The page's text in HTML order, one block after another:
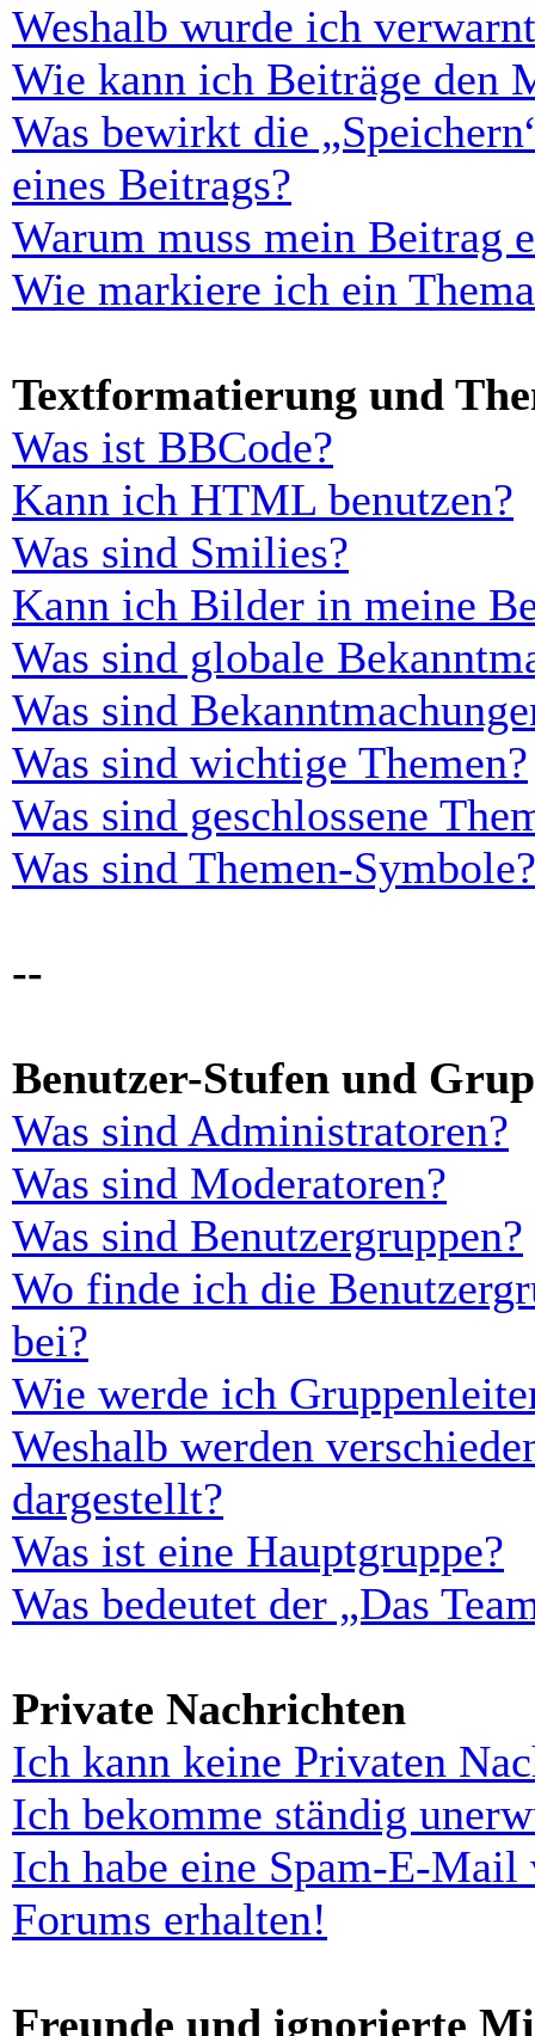
Weshalb wurde ich
Wie kann ich Beiträge den
Was bewirkt die
eines Beitrags?
Warum muss mein Beitrag
Wie markiere ich ein
Textformatierung und
Was ist BBCode?
Kann ich HTML benutzen?
Was sind Smilies?
Kann ich Bilder in meine
Was sind globale
Was sind
Was sind wichtige Themen?
Was sind geschlossene
Was sind Themen-Symbole?
--
Benutzer-Stufen und
Was sind Administratoren?
Was sind Moderatoren?
Was sind Benutzergruppen?
Wo finde ich die
bei?
Wie werde ich
Weshalb werden
dargestellt?
Was ist eine Hauptgruppe?
Was bedeutet der „Das
Private Nachrichten
Ich kann keine Privaten
Ich bekomme ständig
Ich habe eine Spam-E-
Forums erhalten!
Freunde und ignorierte